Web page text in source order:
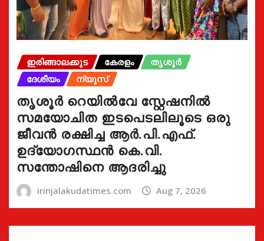
ഇരിങ്ങാലക്കുട കേരളം
തൃശൂർ
ദേശീയം
ന്യൂസ്
തൃശൂർ റെയിൽവേ സ്റ്റേഷനിൽ
സമയോചിത ഇടപെടലിലൂടെ ഒരു
ജീവൻ രക്ഷിച്ച ആർ.പി.എഫ്.
ഉദ്യോഗസ്ഥൻ കെ.വി.
സന്തോഷിനെ ആദരിച്ചു
irinjalakudatimes.com Aug 7, 2026